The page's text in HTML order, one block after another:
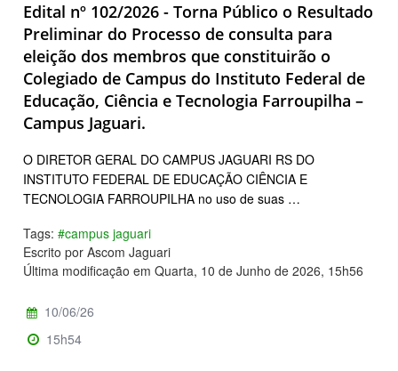
Edital nº 102/2026 - Torna Público o Resultado
Preliminar do Processo de consulta para
eleição dos membros que constituirão o
Colegiado de Campus do Instituto Federal de
Educação, Ciência e Tecnologia Farroupilha –
Campus Jaguari.
O DIRETOR GERAL DO CAMPUS JAGUARI RS DO
INSTITUTO FEDERAL DE EDUCAÇÃO CIÊNCIA E
TECNOLOGIA FARROUPILHA no uso de suas …
Tags: #campus jaguari
Escrito por Ascom Jaguari
Última modificação em Quarta, 10 de Junho de 2026, 15h56
10/06/26
15h54